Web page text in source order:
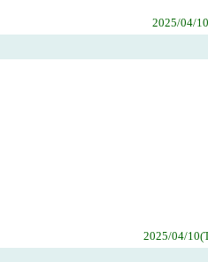
2025/04/
2025/04/